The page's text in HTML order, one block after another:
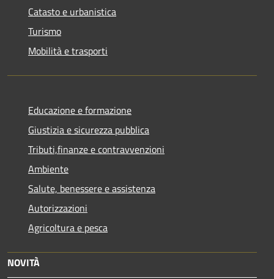
Catasto e urbanistica
Turismo
Mobilità e trasporti
Educazione e formazione
Giustizia e sicurezza pubblica
Tributi,finanze e contravvenzioni
Ambiente
Salute, benessere e assistenza
Autorizzazioni
Agricoltura e pesca
NOVITÀ